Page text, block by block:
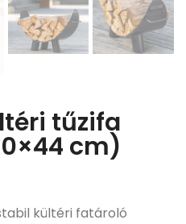
tűzifa
cm)
kültéri fatároló